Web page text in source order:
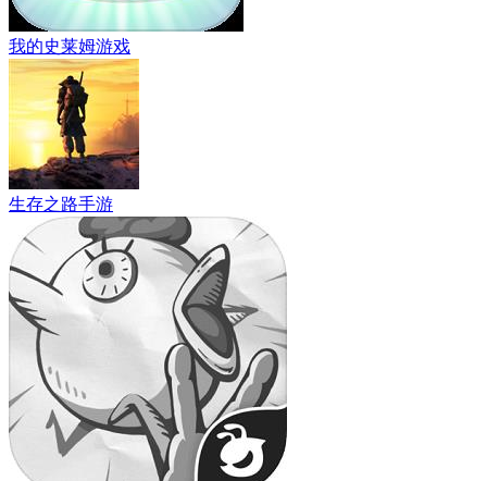
我的史莱姆游戏
生存之路手游